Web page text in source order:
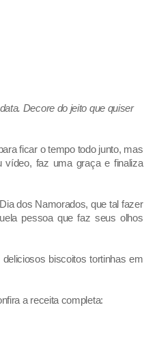
Decore do jeito que quiser
ficar o tempo todo junto, mas
vídeo, faz uma graça e finaliza
dos Namorados, que tal fazer
pessoa que faz seus olhos
biscoitos tortinhas em
a receita completa: